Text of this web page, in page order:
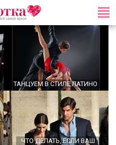
ТАНЦУЕМ В СТИЛЕ ЛАТИНО
ЧТО ДЕЛАТЬ, ЕСЛИ ВАШ